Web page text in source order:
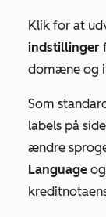
Klik for at
indstillinger
domæne og
Som
labels på
ændre
Language